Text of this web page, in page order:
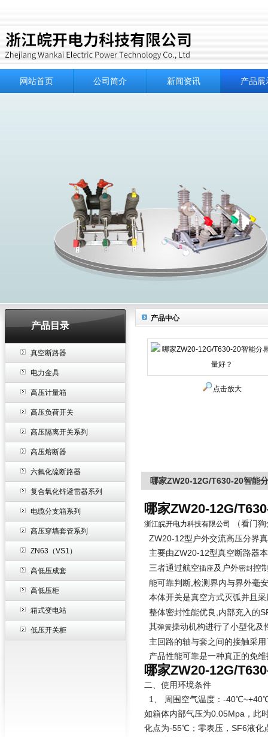
网站首页 公司简介 新闻资讯 产品展
产品目录
真空断路器
电力金具
高压计量箱
高压负荷开关
高压隔离开关系列
高压熔断器
六氟化硫断路器
复合氧化锌避雷器系列
电缆分支箱系列
高压穿墙套管系列
ZN63（VS1）
高低压成套
高低压柜
箱式变电站
低压开关柜
产品中心
点击放大
哪家ZW20-12G/T630-20智能
哪家ZW20-12G/
浙江皖开电力科技有限公司
（看门
ZW20-12型户外交流高压分界
主要由ZW20-12型真空断路器
三者通过航空插座及户外密封控
能可靠判断,检测界内与界外毫
本体开关是真空方式灭弧并且
整体密封性能优良,内部充入的
其弹簧操动机构进行了小型化及
主回路的轴与套之间的接触采
产品性能可靠是一种真正的免
哪家ZW20-12G/
二、使用环境条件
1、 周围空气温度：-
如箱体内部气压为0.05Mpa，此
化点为-55℃；零表压，SF6液化